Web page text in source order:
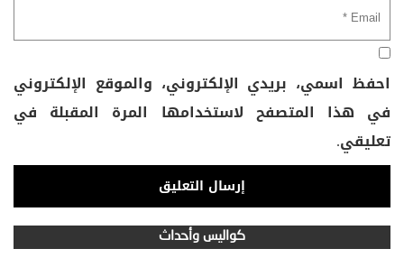
احفظ اسمي، بريدي الإلكتروني، والموقع الإلكتروني
في هذا المتصفح لاستخدامها المرة المقبلة في
تعليقي.
كواليس وأحداث